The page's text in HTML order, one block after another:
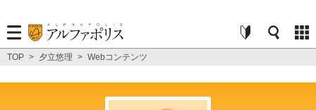
TOP > 夕立悠理 > Webコンテンツ